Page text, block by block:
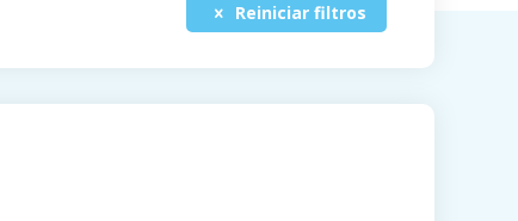
Reiniciar filtros